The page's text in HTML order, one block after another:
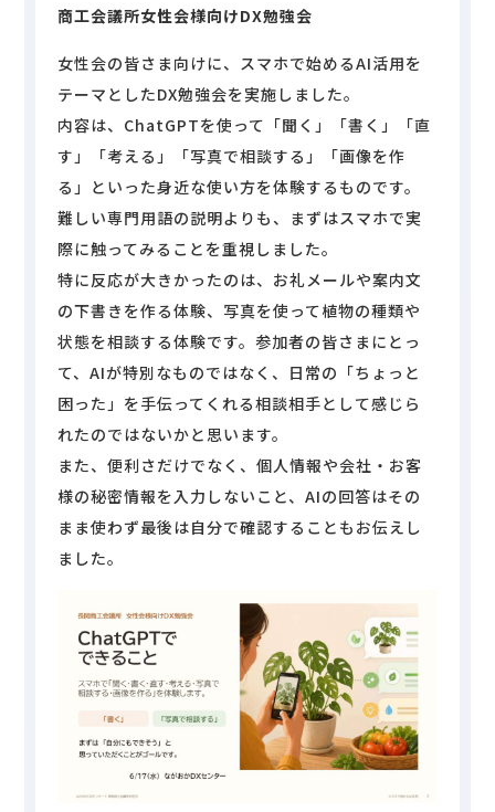
商工会議所女性会様向けDX勉強会
女性会の皆さま向けに、スマホで始めるAI活用を
テーマとしたDX勉強会を実施しました。
内容は、ChatGPTを使って「聞く」「書く」「直
す」「考える」「写真で相談する」「画像を作
る」といった身近な使い方を体験するものです。
難しい専門用語の説明よりも、まずはスマホで実
際に触ってみることを重視しました。
特に反応が大きかったのは、お礼メールや案内文
の下書きを作る体験、写真を使って植物の種類や
状態を相談する体験です。参加者の皆さまにとっ
て、AIが特別なものではなく、日常の「ちょっと
困った」を手伝ってくれる相談相手として感じら
れたのではないかと思います。
また、便利さだけでなく、個人情報や会社・お客
様の秘密情報を入力しないこと、AIの回答はその
まま使わず最後は自分で確認することもお伝えし
ました。